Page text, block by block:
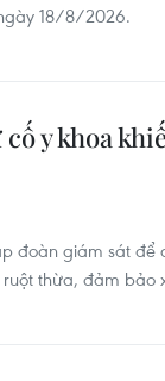
18/8/2026.
y khoa
đoàn giám sát
thừa, đảm bảo